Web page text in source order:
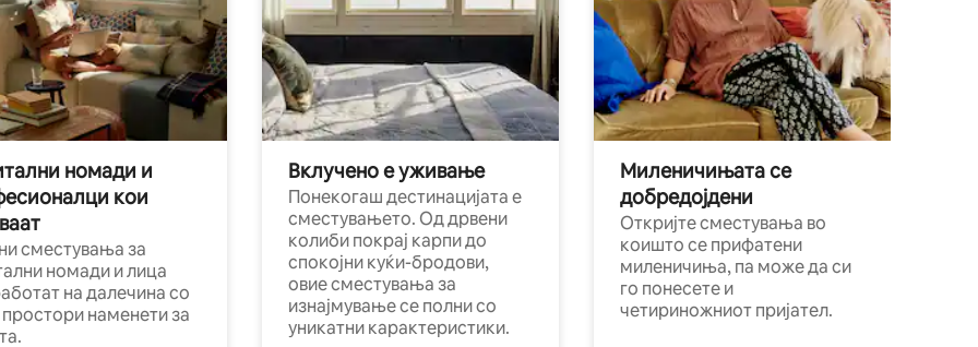
номади и
кои
сместувања за
номади и лица
на далечина со
наменети за
Вклучено е уживање
Понекогаш дестинацијата е
сместувањето. Од дрвени
колиби покрај карпи до
спокојни куќи-бродови,
овие сместувања за
изнајмување се полни со
уникатни карактеристики.
Миленичињата се
добредојдени
Откријте сместувања во
коишто се прифатени
миленичиња, па може да си
го понесете и
четириножниот пријател.